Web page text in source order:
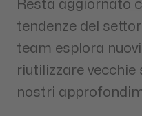
Our
Resta aggiornato
tendenze del
team esplora
riutilizzare vecchie
nostri